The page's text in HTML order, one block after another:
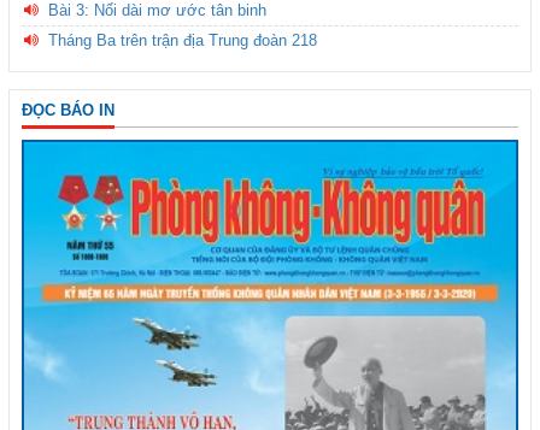
Bài 3: Nối dài mơ ước tân binh
Tháng Ba trên trận địa Trung đoàn 218
ĐỌC BÁO IN